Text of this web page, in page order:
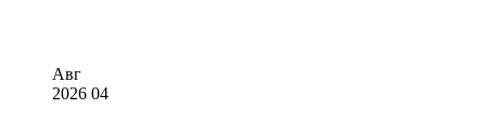
Авг
2026 04